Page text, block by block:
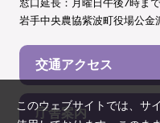
岩手中央農協紫波町役場公
交通アクセス
庁舎案内
このウェブサイトでは、サ